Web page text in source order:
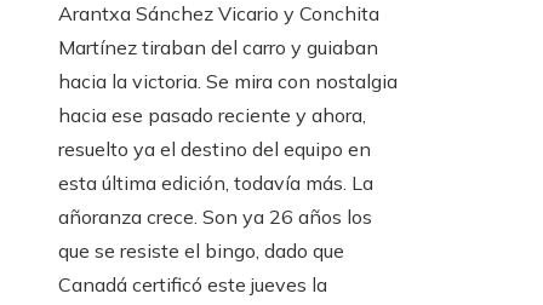
Arantxa Sánchez Vicario y Conchita
Martínez tiraban del carro y guiaban
hacia la victoria. Se mira con nostalgia
hacia ese pasado reciente y ahora,
resuelto ya el destino del equipo en
esta última edición, todavía más. La
añoranza crece. Son ya 26 años los
que se resiste el bingo, dado que
Canadá certificó este jueves la